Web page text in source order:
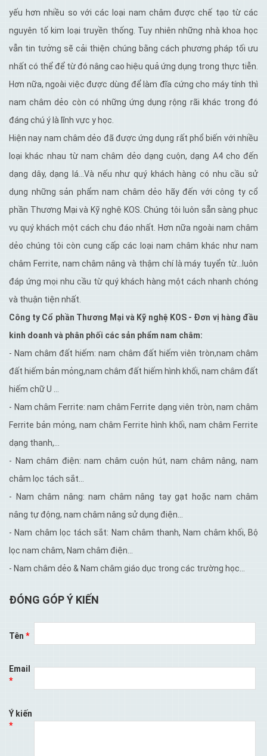
yếu hơn nhiều so với các loại nam châm được chế tạo từ các
nguyên tố kim loại truyền thống. Tuy nhiên những nhà khoa học
vẫn tin tưởng sẽ cải thiện chúng bằng cách phương pháp tối ưu
nhất có thể để từ đó nâng cao hiệu quả ứng dụng trong thực tiễn.
Hơn nữa, ngoài việc được dùng để làm đĩa cứng cho máy tính thì
nam châm dẻo còn có những ứng dụng rộng rãi khác trong đó
đáng chú ý là lĩnh vực y học.
Hiện nay nam châm dẻo đã được ứng dụng rất phổ biến với nhiều
loại khác nhau từ nam châm dẻo dạng cuộn, dạng A4 cho đến
dạng dây, dạng lá…Và nếu như quý khách hàng có nhu cầu sử
dụng những sản phẩm nam châm dẻo hãy đến với công ty cổ
phần Thương Mại và Kỹ nghệ KOS. Chúng tôi luôn sẵn sàng phục
vụ quý khách một cách chu đáo nhất. Hơn nữa ngoài nam châm
dẻo chúng tôi còn cung cấp các loại nam châm khác như nam
châm Ferrite, nam châm nâng và thậm chí là máy tuyển từ…luôn
đáp ứng mọi nhu cầu từ quý khách hàng một cách nhanh chóng
và thuận tiện nhất.
Công ty Cổ phần Thương Mại và Kỹ nghệ KOS - Đơn vị hàng đầu
kinh doanh và phân phối các sản phẩm nam châm:
- Nam châm đất hiếm: nam châm đất hiếm viên tròn,nam châm
đất hiếm bản mỏng,nam châm đất hiếm hình khối, nam châm đất
hiếm chữ U …
- Nam châm Ferrite: nam châm Ferrite dạng viên tròn, nam châm
Ferrite bản mỏng, nam châm Ferrite hình khối, nam châm Ferrite
dạng thanh,…
- Nam châm điện: nam châm cuộn hút, nam châm nâng, nam
châm lọc tách sắt…
- Nam châm nâng: nam châm nâng tay gạt hoặc nam châm
nâng tự động, nam châm nâng sử dụng điện…
- Nam châm lọc tách sắt: Nam châm thanh, Nam châm khối, Bộ
lọc nam châm, Nam châm điện…
- Nam châm dẻo & Nam châm giáo dục trong các trường học...
ĐÓNG GÓP Ý KIẾN
Tên *
Email
*
Ý kiến
*